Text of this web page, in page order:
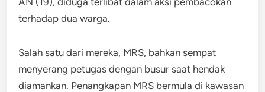
terhadap dua warga.
Salah satu dari mereka, MRS, bahkan sempat
menyerang petugas dengan busur saat hendak
diamankan. Penangkapan MRS bermula di kawasan